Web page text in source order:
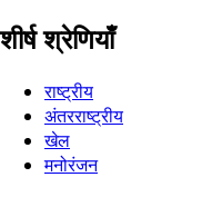
शीर्ष श्रेणियाँ
राष्ट्रीय
अंतरराष्ट्रीय
खेल
मनोरंजन